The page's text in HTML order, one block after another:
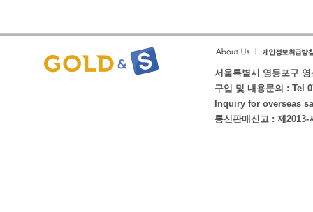
서울특별시 영등포구
구입 및 내용문의 : Tel
Inquiry for overseas
통신판매신고 : 제